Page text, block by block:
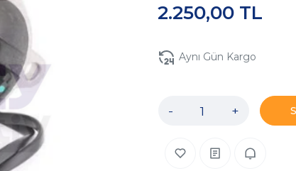
2.250,00 TL
Aynı Gün Kargo
- +